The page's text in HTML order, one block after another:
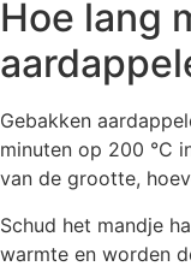
Hoe lang
Gebakken
minuten op 200 °C
van de grootte,
Schud het mandje
warmte en worden